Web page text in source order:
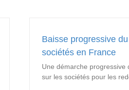
Baisse progressive
sociétés en France
Une démarche progressive
sur les sociétés pour les